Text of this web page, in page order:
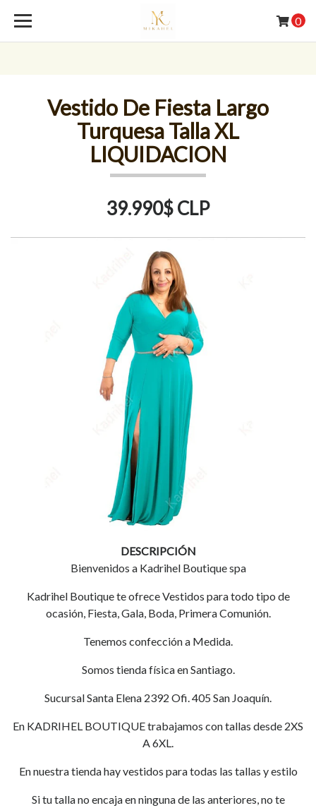
0
Vestido De Fiesta Largo
Turquesa Talla XL
LIQUIDACION
39.990$ CLP
DESCRIPCIÓN
Bienvenidos a Kadrihel Boutique spa
Kadrihel Boutique te ofrece Vestidos para todo tipo de
ocasión, Fiesta, Gala, Boda, Primera Comunión.
Tenemos confección a Medida.
Somos tienda física en Santiago.
Sucursal Santa Elena 2392 Ofi. 405 San Joaquín.
En KADRIHEL BOUTIQUE trabajamos con tallas desde 2XS
A 6XL.
En nuestra tienda hay vestidos para todas las tallas y estilo
Si tu talla no encaja en ninguna de las anteriores, no te